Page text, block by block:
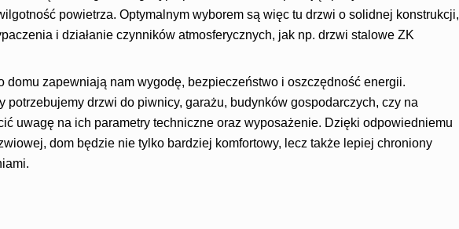
powietrza. Optymalnym wyborem są więc tu drzwi o solidnej konstrukcji,
i działanie czynników atmosferycznych, jak np. drzwi stalowe ZK
domu zapewniają nam wygodę, bezpieczeństwo i oszczędność energii.
potrzebujemy drzwi do piwnicy, garażu, budynków gospodarczych, czy na
uwagę na ich parametry techniczne oraz wyposażenie. Dzięki odpowiedniemu
dom będzie nie tylko bardziej komfortowy, lecz także lepiej chroniony